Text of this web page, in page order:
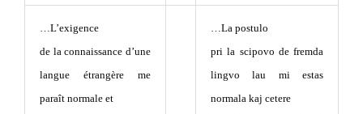
…L’exigence
de la connaissance d’une
langue étrangère me
paraît normale et
…La postulo
pri la scipovo de fremda
lingvo lau mi estas
normala kaj cetere